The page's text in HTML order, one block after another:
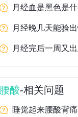
月经血是黑色是
月经晚几天能验
月经完后一周又
腰酸-相关问题
睡觉起来腰酸背